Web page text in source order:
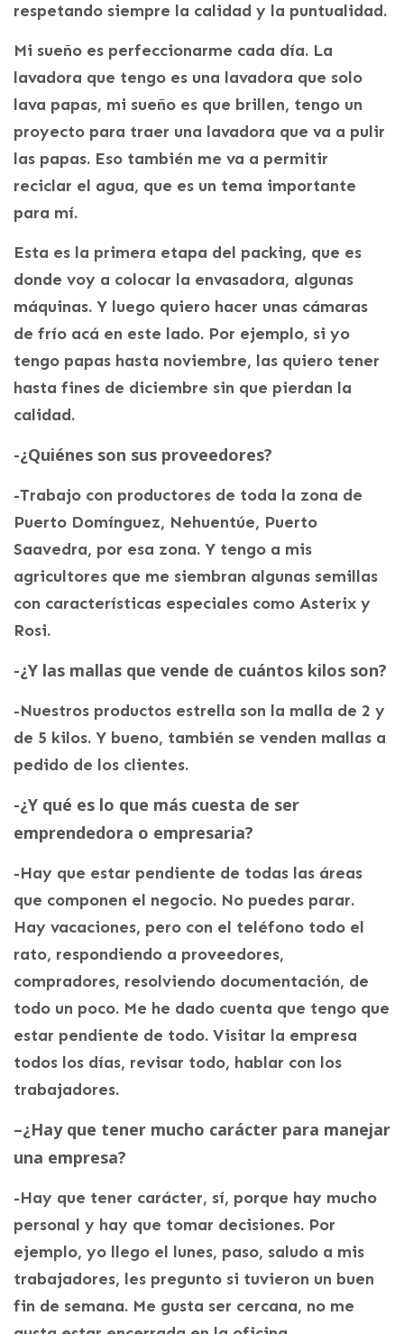
respetando siempre la calidad y la puntualidad.
Mi sueño es perfeccionarme cada día. La
lavadora que tengo es una lavadora que solo
lava papas, mi sueño es que brillen, tengo un
proyecto para traer una lavadora que va a pulir
las papas. Eso también me va a permitir
reciclar el agua, que es un tema importante
para mí.
Esta es la primera etapa del packing, que es
donde voy a colocar la envasadora, algunas
máquinas. Y luego quiero hacer unas cámaras
de frío acá en este lado. Por ejemplo, si yo
tengo papas hasta noviembre, las quiero tener
hasta fines de diciembre sin que pierdan la
calidad.
-¿Quiénes son sus proveedores?
-Trabajo con productores de toda la zona de
Puerto Domínguez, Nehuentúe, Puerto
Saavedra, por esa zona. Y tengo a mis
agricultores que me siembran algunas semillas
con características especiales como Asterix y
Rosi.
-¿Y las mallas que vende de cuántos kilos son?
-Nuestros productos estrella son la malla de 2 y
de 5 kilos. Y bueno, también se venden mallas a
pedido de los clientes.
-¿Y qué es lo que más cuesta de ser
emprendedora o empresaria?
-Hay que estar pendiente de todas las áreas
que componen el negocio. No puedes parar.
Hay vacaciones, pero con el teléfono todo el
rato, respondiendo a proveedores,
compradores, resolviendo documentación, de
todo un poco. Me he dado cuenta que tengo que
estar pendiente de todo. Visitar la empresa
todos los días, revisar todo, hablar con los
trabajadores.
–¿Hay que tener mucho carácter para manejar
una empresa?
-Hay que tener carácter, sí, porque hay mucho
personal y hay que tomar decisiones. Por
ejemplo, yo llego el lunes, paso, saludo a mis
trabajadores, les pregunto si tuvieron un buen
fin de semana. Me gusta ser cercana, no me